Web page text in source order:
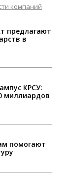
компаний
предлагают
в
КРСУ:
миллиардов
помогают